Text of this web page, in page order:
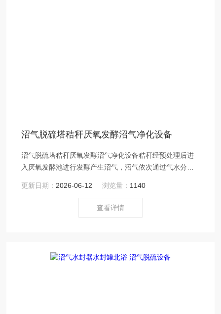
沼气脱硫塔秸秆厌氧发酵沼气净化设备
沼气脱硫塔秸秆厌氧发酵沼气净化设备秸秆经预处理后进
入厌氧发酵池进行发酵产生沼气，沼气依次通过气水分离
更新日期： 2026-06-12 浏览量： 1140
查看详情